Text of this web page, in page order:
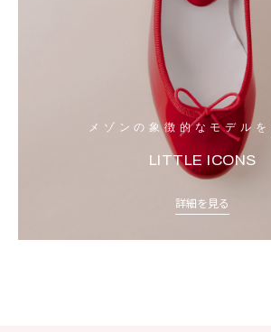
メゾンの象徴的なモデルを
LITTLE ICONS
詳細を見る